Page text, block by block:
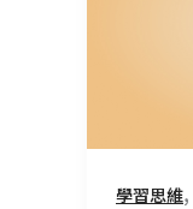
學習思維,
升
（溝